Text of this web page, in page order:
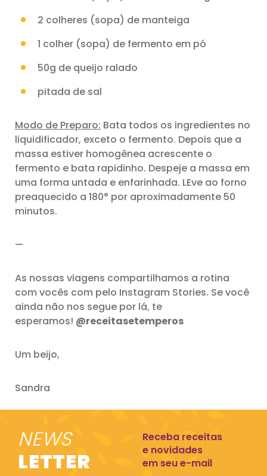
2 colheres (sopa) de manteiga
1 colher (sopa) de fermento em pó
50g de queijo ralado
pitada de sal
Modo de Preparo: Bata todos os ingredientes no
liquidificador, exceto o fermento. Depois que a
massa estiver homogênea acrescente o
fermento e bata rapidinho. Despeje a massa em
uma forma untada e enfarinhada. LEve ao forno
preaquecido a 180° por aproximadamente 50
minutos.
—
As nossas viagens compartilhamos a rotina
com vocês com pelo Instagram Stories. Se você
ainda não nos segue por lá, te
esperamos! @receitasetemperos
Um beijo,
Sandra
NEWS
LETTER
Receba receitas
e novidades
em seu e-mail